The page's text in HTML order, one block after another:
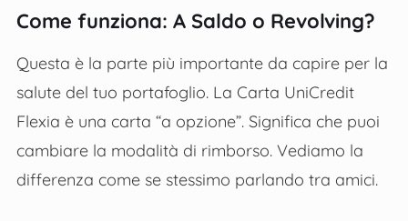
Come funziona: A Saldo o Revolving?
Questa è la parte più importante da capire per la
salute del tuo portafoglio. La Carta UniCredit
Flexia è una carta “a opzione”. Significa che puoi
cambiare la modalità di rimborso. Vediamo la
differenza come se stessimo parlando tra amici.